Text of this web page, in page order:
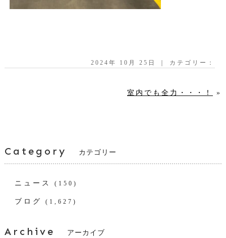
2024年 10月 25日 ｜ カテゴリー：
室内でも全力・・・！ »
Category カテゴリー
ニュース (150)
ブログ (1,627)
Archive アーカイブ